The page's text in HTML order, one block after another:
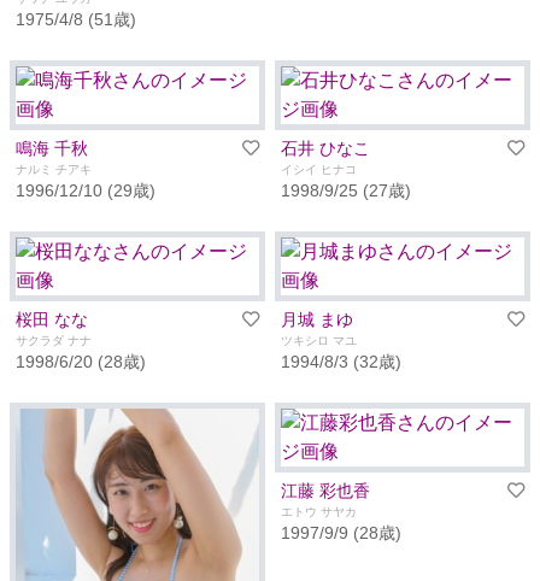
1975/4/8 (51歳)
鳴海 千秋
ナルミ チアキ
1996/12/10 (29歳)
石井 ひなこ
イシイ ヒナコ
1998/9/25 (27歳)
桜田 なな
サクラダ ナナ
1998/6/20 (28歳)
月城 まゆ
ツキシロ マユ
1994/8/3 (32歳)
江藤 彩也香
エトウ サヤカ
1997/9/9 (28歳)